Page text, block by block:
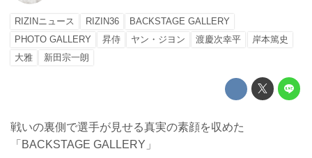
RIZINニュース RIZIN36
BACKSTAGE GALLERY
PHOTO GALLERY
昇侍 ヤン・ジヨン 渡慶次幸平
岸本篤史
大雅
新田宗一朗
戦いの裏側で選手が見せる真実の素顔を収めた
「BACKSTAGE GALLERY」